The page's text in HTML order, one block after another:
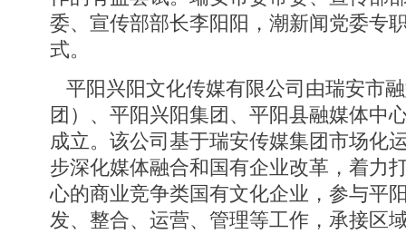
委、宣传部部长李阳阳，潮新闻党委专
式。
平阳兴阳文化传媒有限公司由瑞安市
团）、平阳兴阳集团、平阳县融媒体中
成立。该公司基于瑞安传媒集团市场化
步深化媒体融合和国有企业改革，着力
心的商业竞争类国有文化企业，参与平
发、整合、运营、管理等工作，承接区